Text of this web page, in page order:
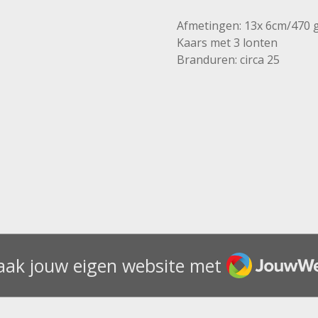
Afmetingen:
Kaars
Branduren: circa 25
jouw eigen website met JouwWeb